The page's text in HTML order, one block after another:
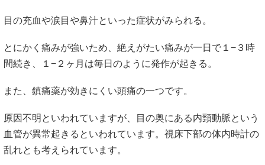
目の充血や涙目や鼻汁といった症状がみられる。
とにかく痛みが強いため、絶えがたい痛みが一日で１−３時
間続き、１−２ヶ月は毎日のように発作が起きる。
また、鎮痛薬が効きにくい頭痛の一つです。
原因不明といわれていますが、目の奥にある内頸動脈という
血管が異常起きるといわれています。視床下部の体内時計の
乱れとも考えられています。